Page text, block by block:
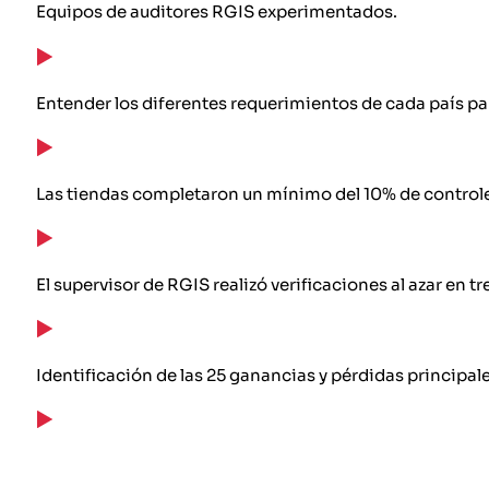
Equipos de auditores RGIS experimentados.
Entender los diferentes requerimientos de cada país
Las tiendas completaron un mínimo del 10% de
El supervisor de RGIS realizó verificaciones al azar en
Identificación de las 25 ganancias y pérdidas